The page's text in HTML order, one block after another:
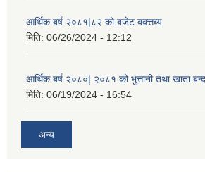
आर्थिक बर्ष २०८१|८२ को बजेट बक्त्तब्य
मिति: 06/26/2024 - 12:12
आर्थिक बर्ष २०८०| २०८१ को भुत्तानी तथा खाता
मिति: 06/19/2024 - 16:54
अन्य